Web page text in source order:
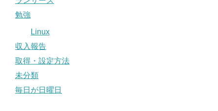
勉強
Linux
収入報告
取得・設定方法
未分類
毎日が日曜日